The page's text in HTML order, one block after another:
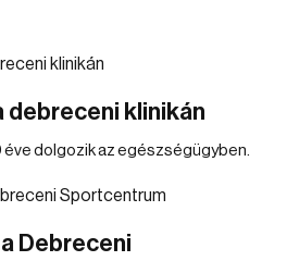
debreceni klinikán
éve dolgozik az egészségügyben.
Debreceni